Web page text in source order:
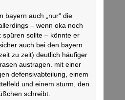
bayern auch „nur“ die
– wenn oka noch
spüren sollte – könnte er
auch bei den bayern
zu zeit) deutlich häufiger
austragen. mit einer
defensivabteilung, einem
und einem sturm, den
schreibt.